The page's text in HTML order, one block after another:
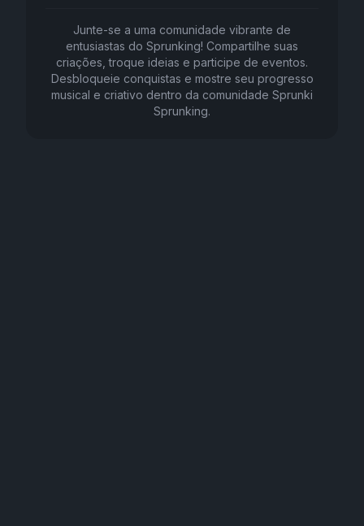
Junte-se a uma comunidade vibrante de
entusiastas do Sprunking! Compartilhe suas
criações, troque ideias e participe de eventos.
Desbloqueie conquistas e mostre seu progresso
musical e criativo dentro da comunidade Sprunki
Sprunking.